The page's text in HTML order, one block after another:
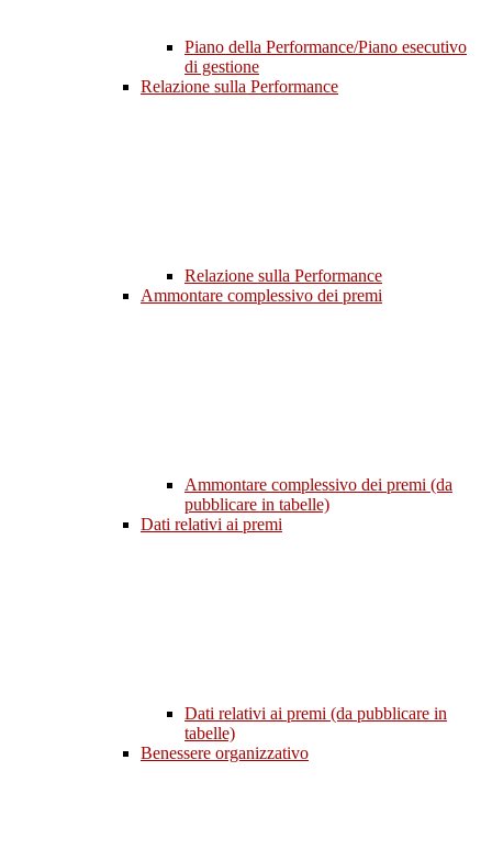
Piano della Performance/Piano esecutivo
di gestione
Relazione sulla Performance
Relazione sulla Performance
Ammontare complessivo dei premi
Ammontare complessivo dei premi (da
pubblicare in tabelle)
Dati relativi ai premi
Dati relativi ai premi (da pubblicare in
tabelle)
Benessere organizzativo